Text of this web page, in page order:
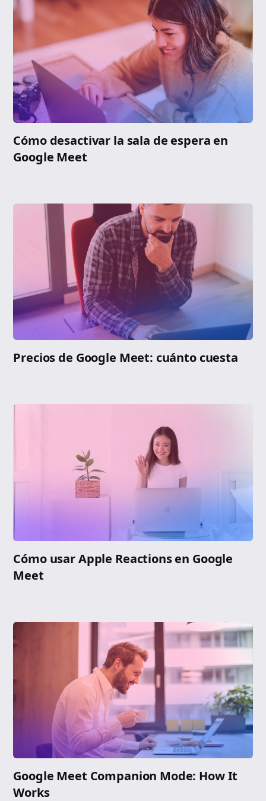
Cómo desactivar la sala de espera en
Google Meet
Precios de Google Meet: cuánto cuesta
Cómo usar Apple Reactions en Google
Meet
Google Meet Companion Mode: How It
Works